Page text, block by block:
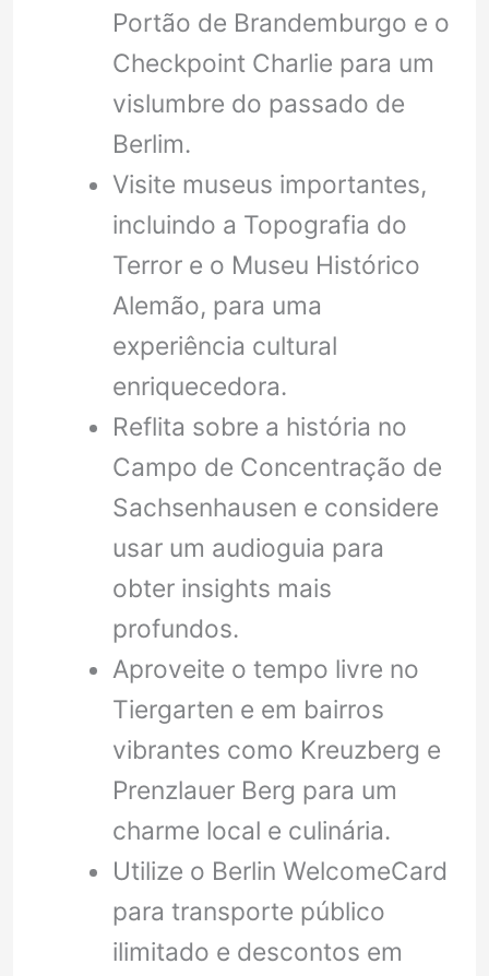
Portão de Brandemburgo e o
Checkpoint Charlie para um
vislumbre do passado de
Berlim.
Visite museus importantes,
incluindo a Topografia do
Terror e o Museu Histórico
Alemão, para uma
experiência cultural
enriquecedora.
Reflita sobre a história no
Campo de Concentração de
Sachsenhausen e considere
usar um audioguia para
obter insights mais
profundos.
Aproveite o tempo livre no
Tiergarten e em bairros
vibrantes como Kreuzberg e
Prenzlauer Berg para um
charme local e culinária.
Utilize o Berlin WelcomeCard
para transporte público
ilimitado e descontos em